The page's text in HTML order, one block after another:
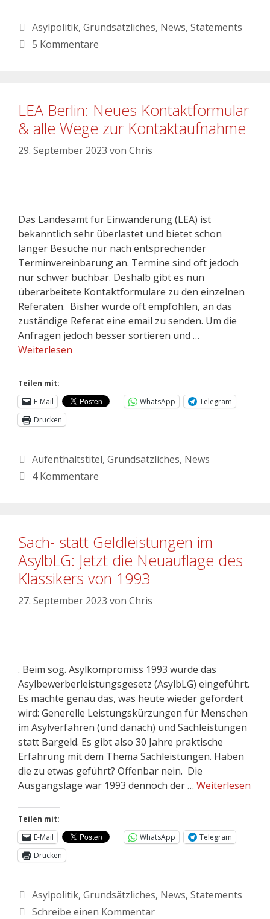
Asylpolitik, Grundsätzliches, News, Statements
5 Kommentare
LEA Berlin: Neues Kontaktformular
& alle Wege zur Kontaktaufnahme
29. September 2023 von Chris
Das Landesamt für Einwanderung (LEA) ist
bekanntlich sehr überlastet und bietet schon
länger Besuche nur nach entsprechender
Terminvereinbarung an. Termine sind oft jedoch
nur schwer buchbar. Deshalb gibt es nun
überarbeitete Kontaktformulare zu den einzelnen
Referaten. Bisher wurde oft empfohlen, an das
zuständige Referat eine email zu senden. Um die
Anfragen jedoch besser sortieren und …
Weiterlesen
Teilen mit:
E-Mail
WhatsApp
Telegram
Drucken
Aufenthaltstitel, Grundsätzliches, News
4 Kommentare
Sach- statt Geldleistungen im
AsylbLG: Jetzt die Neuauflage des
Klassikers von 1993
27. September 2023 von Chris
. Beim sog. Asylkompromiss 1993 wurde das
Asylbewerberleistungsgesetz (AsylbLG) eingeführt.
Es machte genau das, was heute wieder gefordert
wird: Generelle Leistungskürzungen für Menschen
im Asylverfahren (und danach) und Sachleistungen
statt Bargeld. Es gibt also 30 Jahre praktische
Erfahrung mit dem Thema Sachleistungen. Haben
die zu etwas geführt? Offenbar nein. Die
Ausgangslage war 1993 dennoch der … Weiterlesen
Teilen mit:
E-Mail
WhatsApp
Telegram
Drucken
Asylpolitik, Grundsätzliches, News, Statements
Schreibe einen Kommentar